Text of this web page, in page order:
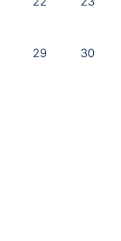
26. August
27.
Termine, Freitag,
Keine Termine,
29 Keine
30